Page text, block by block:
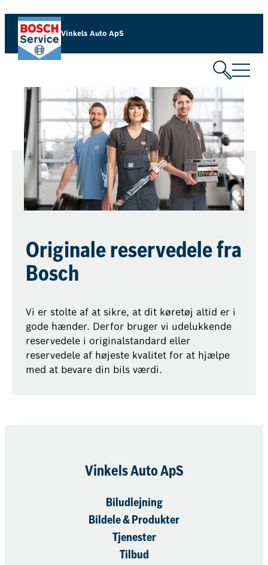
Vinkels Auto ApS
Originale reservedele fra
Bosch
Vi er stolte af at sikre, at dit køretøj altid er i
gode hænder. Derfor bruger vi udelukkende
reservedele i originalstandard eller
reservedele af højeste kvalitet for at hjælpe
med at bevare din bils værdi.
Vinkels Auto ApS
Biludlejning
Bildele & Produkter
Tjenester
Tilbud